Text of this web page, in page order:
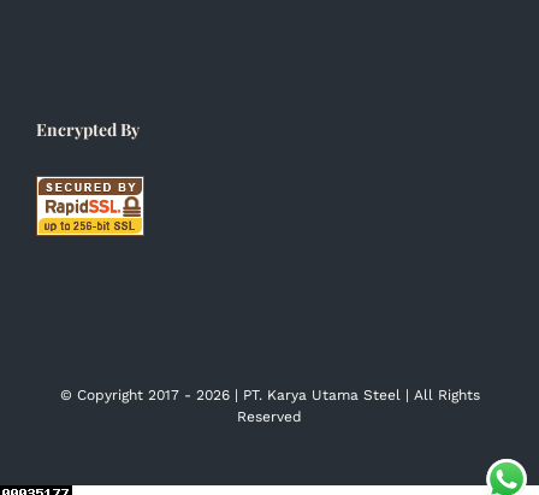
Encrypted By
© Copyright 2017 - 2026 | PT. Karya Utama Steel | All Rights
Reserved